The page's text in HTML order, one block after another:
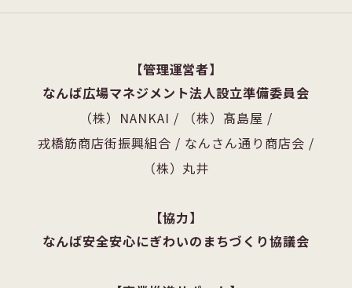
管理運営者
なんば広場マネジメント法人設立準備委員会
（株）NANKAI / （株）髙島屋 /
戎橋筋商店街振興組合 / なんさん通り商店会 /
（株）丸井
協力
なんば安全安心にぎわいのまちづくり協議会